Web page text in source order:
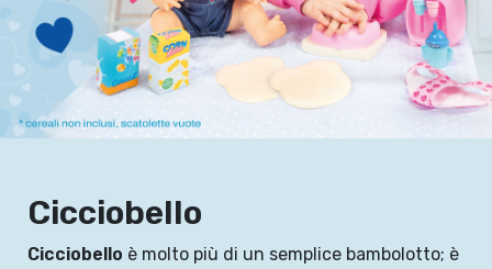
Cicciobello
Cicciobello è molto più di un semplice bambolotto; è